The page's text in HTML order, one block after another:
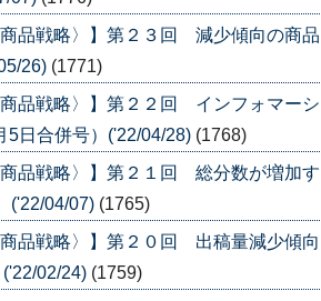
商品戦略〉】第２３回 減少傾向の商品
26) (1771)
商品戦略〉】第２２回 インフォマーシ
5日合併号）('22/04/28) (1768)
商品戦略〉】第２１回 総分数が増加す
('22/04/07) (1765)
品戦略〉】第２０回 出稿量減少傾向
02/24) (1759)